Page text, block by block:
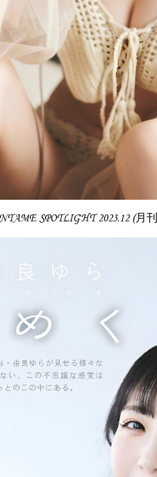
SPOTLIGHT 2023.12 (